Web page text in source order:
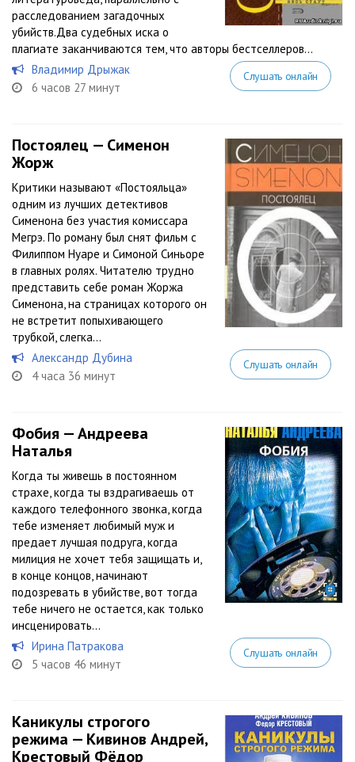
расследованием загадочных
убийств.Два судебных иска о
плагиате заканчиваются тем, что авторы бестселлеров...
Владимир Дрыжак
6 часов 27 минут
Слушать онлайн
Постоялец — Сименон
Жорж
Критики называют «Постояльца»
одним из лучших детективов
Сименона без участия комиссара
Мегрэ. По роману был снят фильм с
Филиппом Нуаре и Симоной Синьоре
в главных ролях. Читателю трудно
представить себе роман Жоржа
Сименона, на страницах которого он
не встретит попыхивающего
трубкой, слегка...
Александр Дубина
4 часа 36 минут
Слушать онлайн
Фобия — Андреева
Наталья
Когда ты живешь в постоянном
страхе, когда ты вздрагиваешь от
каждого телефонного звонка, когда
тебе изменяет любимый муж и
предает лучшая подруга, когда
милиция не хочет тебя защищать и,
в конце концов, начинают
подозревать в убийстве, вот тогда
тебе ничего не остается, как только
инсценировать...
Ирина Патракова
5 часов 46 минут
Слушать онлайн
Каникулы строгого
режима — Кивинов Андрей,
Крестовый Фёдор